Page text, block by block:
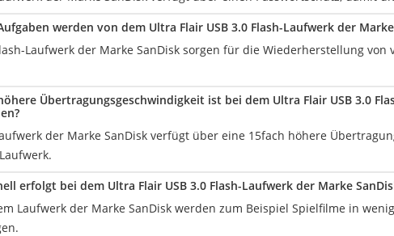
werden von dem Ultra Flair USB 3.0 Flash-Laufwerk der
Laufwerk der Marke SanDisk sorgen für die Wiederherstellung
Übertragungsgeschwindigkeit ist bei dem Ultra Flair USB 3.0
der Marke SanDisk verfügt über eine 15fach höhere
erfolgt bei dem Ultra Flair USB 3.0 Flash-Laufwerk der Marke
Laufwerk der Marke SanDisk werden zum Beispiel Spielfilme in